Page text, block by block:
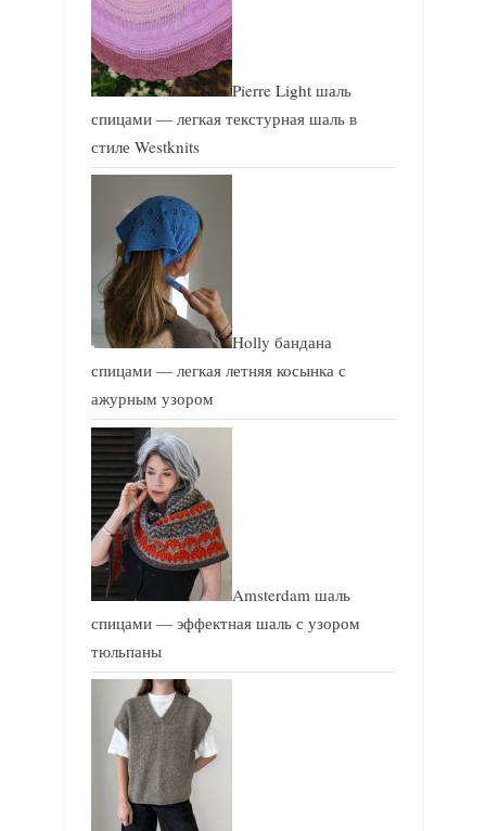
Pierre Light шаль
спицами — легкая текстурная шаль в
стиле Westknits
Holly бандана
спицами — легкая летняя косынка с
ажурным узором
Amsterdam шаль
спицами — эффектная шаль с узором
тюльпаны